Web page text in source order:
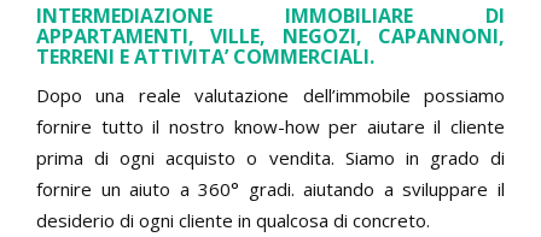
INTERMEDIAZIONE IMMOBILIARE DI
APPARTAMENTI, VILLE, NEGOZI, CAPANNONI,
TERRENI E ATTIVITA’ COMMERCIALI.
Dopo una reale valutazione dell’immobile possiamo
fornire tutto il nostro know-how per aiutare il cliente
prima di ogni acquisto o vendita. Siamo in grado di
fornire un aiuto a 360° gradi. aiutando a sviluppare il
desiderio di ogni cliente in qualcosa di concreto.